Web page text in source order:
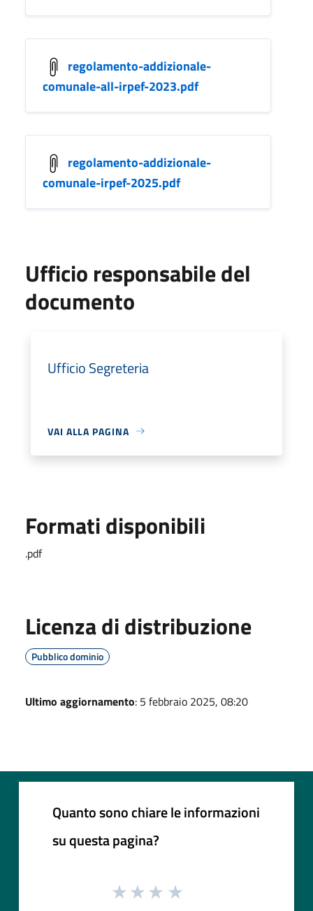
regolamento-addizionale-
comunale-all-irpef-2023.pdf
regolamento-addizionale-
comunale-irpef-2025.pdf
Ufficio responsabile del
documento
Ufficio Segreteria
VAI ALLA PAGINA
Formati disponibili
.pdf
Licenza di distribuzione
Pubblico dominio
Ultimo aggiornamento: 5 febbraio 2025, 08:20
Quanto sono chiare le informazioni
su questa pagina?